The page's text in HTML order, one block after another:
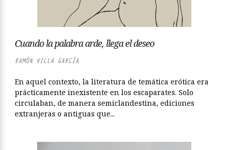
Cuando la palabra arde, llega el deseo
RAMÓN VILLA GARCÍA
En aquel contexto, la literatura de temática erótica era
prácticamente inexistente en los escaparates. Solo
circulaban, de manera semiclandestina, ediciones
extranjeras o antiguas que...